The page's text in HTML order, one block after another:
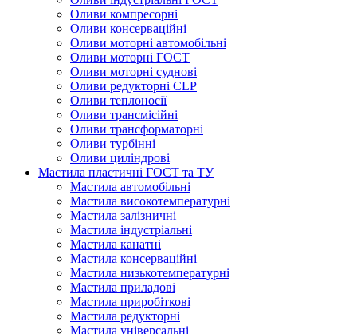
Оливи компресорні
Оливи консерваційні
Оливи моторні автомобільні
Оливи моторні ГОСТ
Оливи моторні суднові
Оливи редукторні CLP
Оливи теплоносії
Оливи трансмісійні
Оливи трансформаторні
Оливи турбінні
Оливи циліндрові
Мастила пластичні ГОСТ та ТУ
Мастила автомобільні
Мастила високотемпературні
Мастила залізничні
Мастила індустріальні
Мастила канатні
Мастила консерваційні
Мастила низькотемпературні
Мастила приладові
Мастила приробіткові
Мастила редукторні
Мастила універсальні